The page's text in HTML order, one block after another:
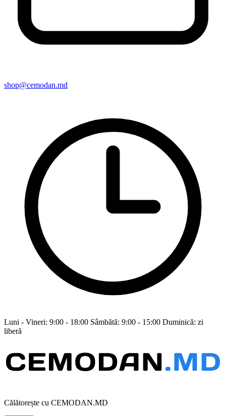
shop@cemodan.md
Luni - Vineri: 9:00 - 18:00 Sâmbătă: 9:00 - 15:00 Duminică: zi
liberă
Călătorește cu CEMODAN.MD